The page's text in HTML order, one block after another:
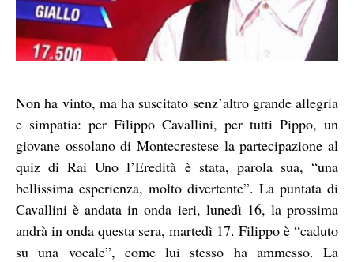
Non ha vinto, ma ha suscitato senz’altro grande allegria
e simpatia: per Filippo Cavallini, per tutti Pippo, un
giovane ossolano di Montecrestese la partecipazione al
quiz di Rai Uno l’Eredità è stata, parola sua, “una
bellissima esperienza, molto divertente”. La puntata di
Cavallini è andata in onda ieri, lunedì 16, la prossima
andrà in onda questa sera, martedì 17. Filippo è “caduto
su una vocale”, come lui stesso ha ammesso. La